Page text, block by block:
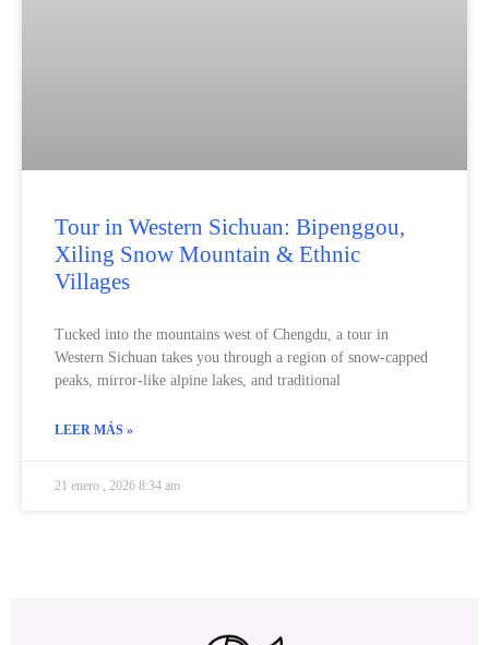
Tour in Western Sichuan: Bipenggou,
Xiling Snow Mountain & Ethnic
Villages
Tucked into the mountains west of Chengdu, a tour in
Western Sichuan takes you through a region of snow‑capped
peaks, mirror‑like alpine lakes, and traditional
LEER MÁS »
21 enero , 2026 8:34 am